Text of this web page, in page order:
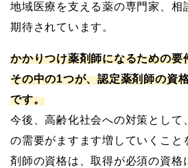
地域医療を支える薬の専門家、相
期待されています。
かかりつけ薬剤師になるための要
その中の1つが、認定薬剤師の資
です。
今後、高齢化社会への対策として
の需要がますます増していくこと
剤師の資格は、取得が必須の資格